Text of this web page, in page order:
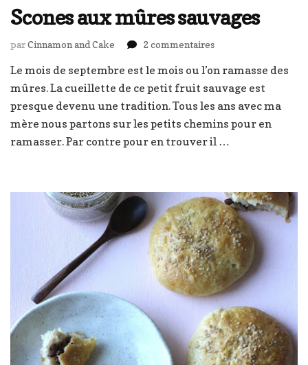
Scones aux mûres sauvages
parCinnamon and Cake 2 commentairessur
aux
mûres
sauvages
Le mois de septembre est le mois ou l’on ramasse des
mûres. La cueillette de ce petit fruit sauvage est
presque devenu une tradition. Tous les ans avec ma
mère nous partons sur les petits chemins pour en
ramasser. Par contre pour en trouver il …